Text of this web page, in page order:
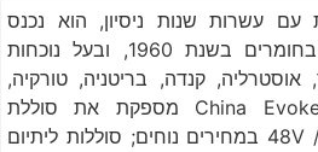
עם עשרות שנות ניסיון, הוא נכנס
לתעשיית ציוד לטיפול בחומרים בשנת 1960, ובעל נוכחות
אוסטרליה, קנדה, בריטניה, טורקיה,
ארצות הברית ועוד. China Evoke מספקת את סוללת
המלגזות 48V / 36V Crown במחירים נוחים; סוללות ליתיום